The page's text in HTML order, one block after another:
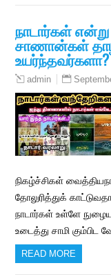
நாடார்கள்
சாணான்கள்
உயர்ந்தவர்களா?
admin
நிகழ்ச்சிகள்
தோலுரித்துக்
நாடார்கள் உள்ளே
உடைத்து சாமி
READ MORE